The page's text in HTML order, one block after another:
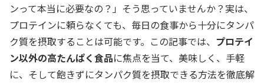
ンって本当に必要なの？」そう思っていませんか？実は、
プロテインに頼らなくても、毎日の食事から十分にタンパ
ク質を摂取することは可能です。この記事では、 プロテイ
ン以外の高たんぱく食品に焦点を当て、美味しく、手軽
に、そして飽きずにタンパク質を摂取できる方法を徹底解